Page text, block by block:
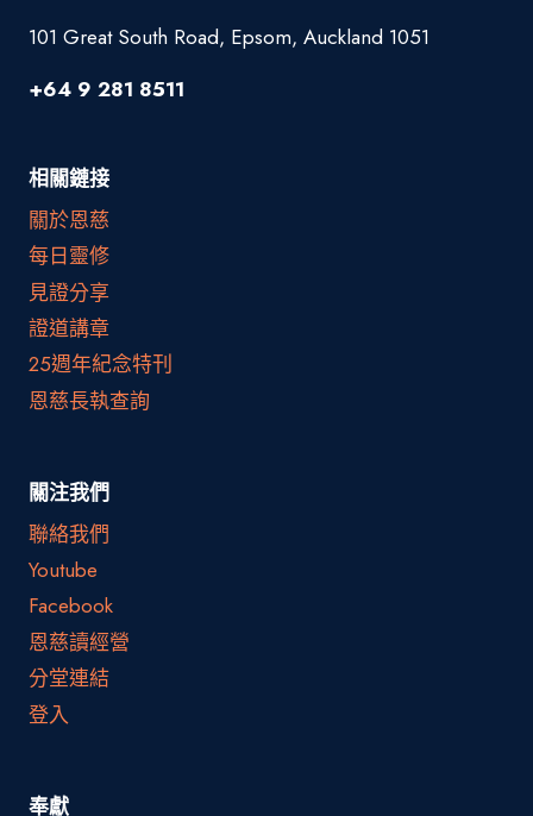
101 Great South Road, Epsom, Auckland 1051
+64 9 281 8511
相關鏈接
關於恩慈
每日靈修
見證分享
證道講章
25週年紀念特刊
恩慈長執查詢
關注我們
聯絡我們
Youtube
Facebook
恩慈讀經營
分堂連結
登入
奉獻